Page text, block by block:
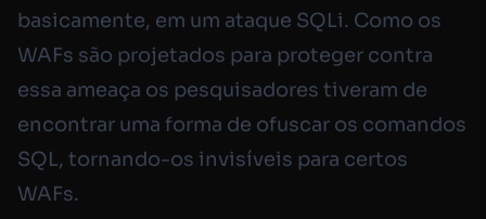
basicamente, em um ataque SQLi. Como os
WAFs são projetados para proteger contra
essa ameaça os pesquisadores tiveram de
encontrar uma forma de ofuscar os comandos
SQL, tornando-os invisíveis para certos
WAFs.